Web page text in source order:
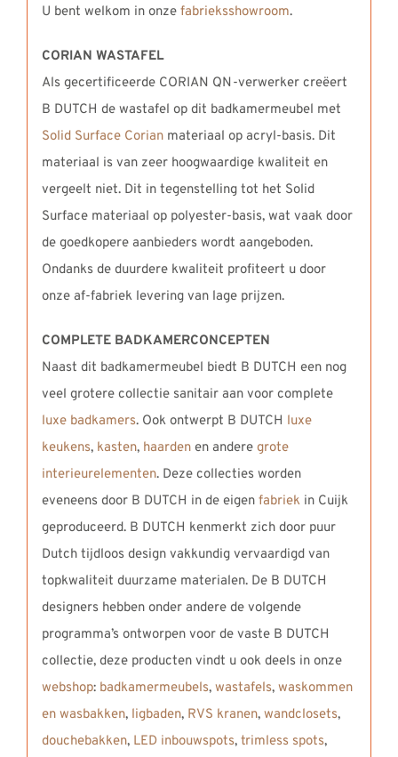
U bent welkom in onze fabrieksshowroom.
CORIAN WASTAFEL
Als gecertificeerde CORIAN QN-verwerker creëert
B DUTCH de wastafel op dit badkamermeubel met
Solid Surface Corianmateriaal op acryl-basis. Dit
materiaal is van zeer hoogwaardige kwaliteit en
vergeelt niet. Dit in tegenstelling tot het Solid
Surface materiaal op polyester-basis, wat vaak door
de goedkopere aanbieders wordt aangeboden.
Ondanks de duurdere kwaliteit profiteert u door
onze af-fabriek levering van lage prijzen.
COMPLETE BADKAMERCONCEPTEN
Naast dit badkamermeubel biedt B DUTCH een nog
veel grotere collectie sanitair aan voor complete
luxe badkamers. Ook ontwerpt B DUTCH luxe
keukens, kasten, haardenen andere grote
interieurelementen. Deze collecties worden
eveneens door B DUTCH in de eigen fabriekin Cuijk
geproduceerd. B DUTCH kenmerkt zich door puur
Dutch tijdloos design vakkundig vervaardigd van
topkwaliteit duurzame materialen. De B DUTCH
designers hebben onder andere de volgende
programma’s ontworpen voor de vaste B DUTCH
collectie, deze producten vindt u ook deels in onze
webshop: badkamermeubels, wastafels, waskommen
en wasbakken, ligbaden, RVS kranen, wandclosets,
douchebakken, LED inbouwspots, trimless spots,